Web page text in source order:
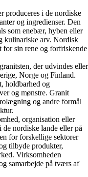
produceres i de nordiske
og ingredienser. Den
som enebær, hyben eller
kulinariske arv. Nordisk
sin rene og forfriskende
der udvindes eller
Norge og Finland.
holdbarhed og
og mønstre. Granit
og andre formål
organisation eller
de nordiske lande eller på
for forskellige sektorer
tilbyde produkter,
Virksomheden
samarbejde på tværs af